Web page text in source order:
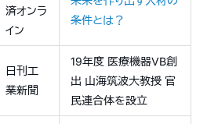
済オンラ
イン
条件とは？
日刊工
業新聞
19年度 医療機器VB創
出 山海筑波大教授 官
民連合体を設立